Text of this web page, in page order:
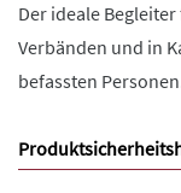
Der ideale
Verbänden und in
befassten